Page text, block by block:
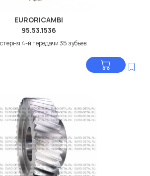
EURORICAMBI
95.53.1536
4-й передачи 35 зубьев